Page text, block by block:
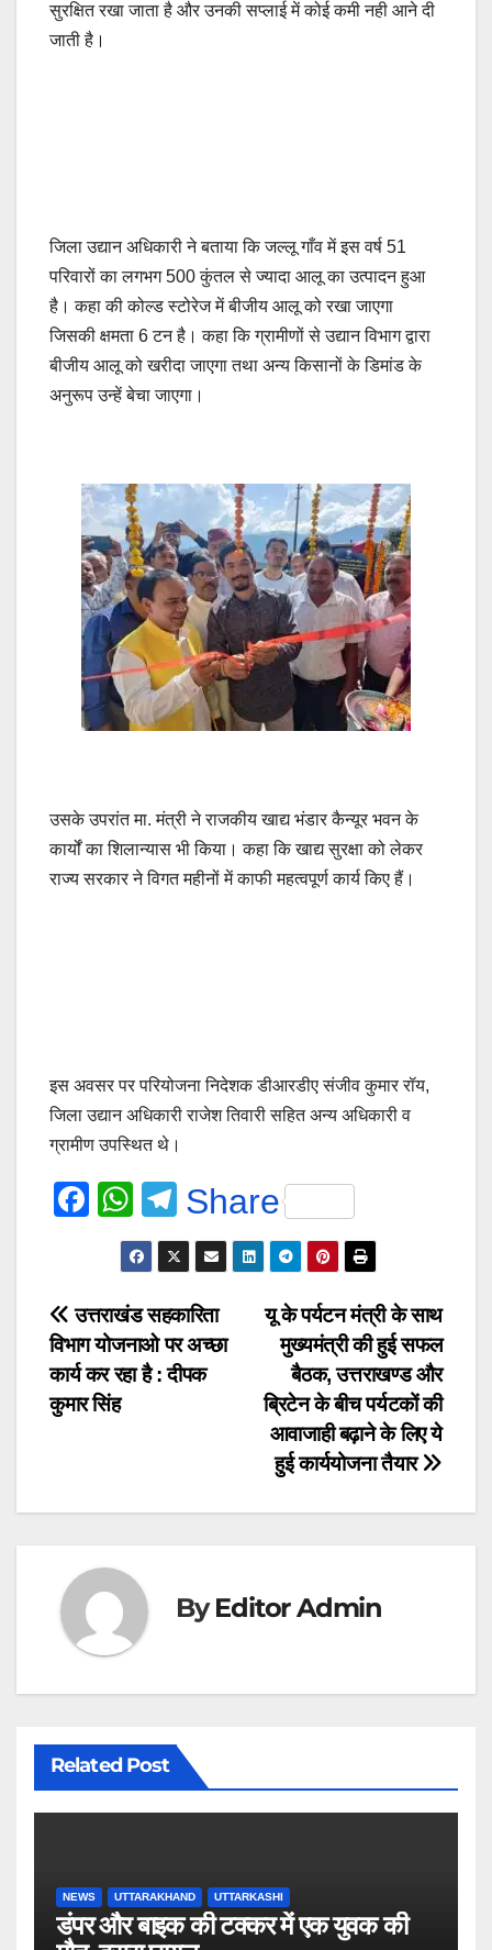
सुरक्षित रखा जाता है और उनकी सप्लाई में कोई कमी नही आने दी
जाती है।
जिला उद्यान अधिकारी ने बताया कि जल्लू गाँव में इस वर्ष 51
परिवारों का लगभग 500 कुंतल से ज्यादा आलू का उत्पादन हुआ
है। कहा की कोल्ड स्टोरेज में बीजीय आलू को रखा जाएगा
जिसकी क्षमता 6 टन है। कहा कि ग्रामीणों से उद्यान विभाग द्वारा
बीजीय आलू को खरीदा जाएगा तथा अन्य किसानों के डिमांड के
अनुरूप उन्हें बेचा जाएगा।
उसके उपरांत मा. मंत्री ने राजकीय खाद्य भंडार कैन्यूर भवन के
कार्यों का शिलान्यास भी किया। कहा कि खाद्य सुरक्षा को लेकर
राज्य सरकार ने विगत महीनों में काफी महत्वपूर्ण कार्य किए हैं।
इस अवसर पर परियोजना निदेशक डीआरडीए संजीव कुमार रॉय,
जिला उद्यान अधिकारी राजेश तिवारी सहित अन्य अधिकारी व
ग्रामीण उपस्थित थे।
F
e
b
o
o
W
h
at
s
A
p
T
el
e
gr
a
m
Share
Post
navigation
यू के पर्यटन मंत्री के साथ
मुख्यमंत्री की हुई सफल
बैठक, उत्तराखण्ड और
ब्रिटेन के बीच पर्यटकों की
आवाजाही बढ़ाने के लिए ये
हुई कार्ययोजना तैयार
उत्तराखंड सहकारिता
विभाग योजनाओ पर अच्छा
कार्य कर रहा है : दीपक
कुमार सिंह
ByEditor Admin
Related Post
NEWS UTTARAKHAND UTTARKASHI
डंपर और बाइक की टक्कर में एक युवक की